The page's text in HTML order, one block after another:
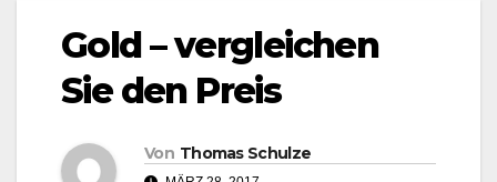
Gold – vergleichen
Sie den Preis
Von Thomas Schulze